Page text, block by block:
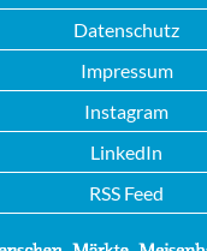
Datenschutz
Impressum
Instagram
LinkedIn
RSS Feed